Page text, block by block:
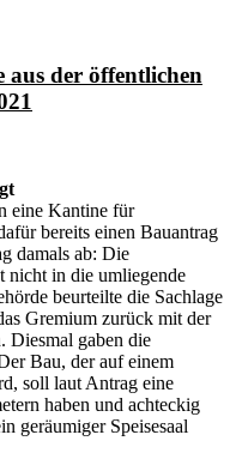
aus der öffentlichen
eine Kantine für
bereits einen Bauantrag
damals ab: Die
nicht in die umliegende
beurteilte die Sachlage
Gremium zurück mit der
Diesmal gaben die
Bau, der auf einem
soll laut Antrag eine
haben und achteckig
geräumiger Speisesaal